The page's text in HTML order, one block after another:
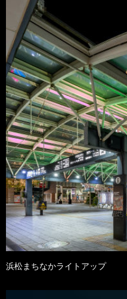
浜松まちなかライトアップ